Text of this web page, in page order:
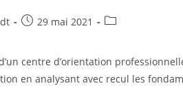
29 mai 2021
centre d’orientation
en analysant avec recul les